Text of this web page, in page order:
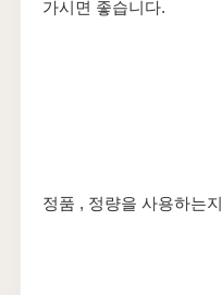
가시면 좋습니다.
정품 , 정량을 사용하는지